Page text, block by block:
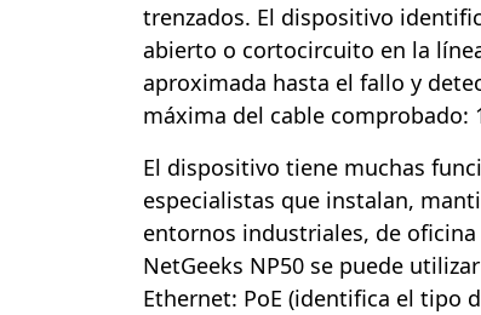
trenzados. El dispositivo
abierto o cortocircuito en la
aproximada hasta el fallo y
máxima del cable comprobado:
El dispositivo tiene muchas
especialistas que instalan,
entornos industriales, de
NetGeeks NP50 se puede
Ethernet: PoE (identifica el tipo